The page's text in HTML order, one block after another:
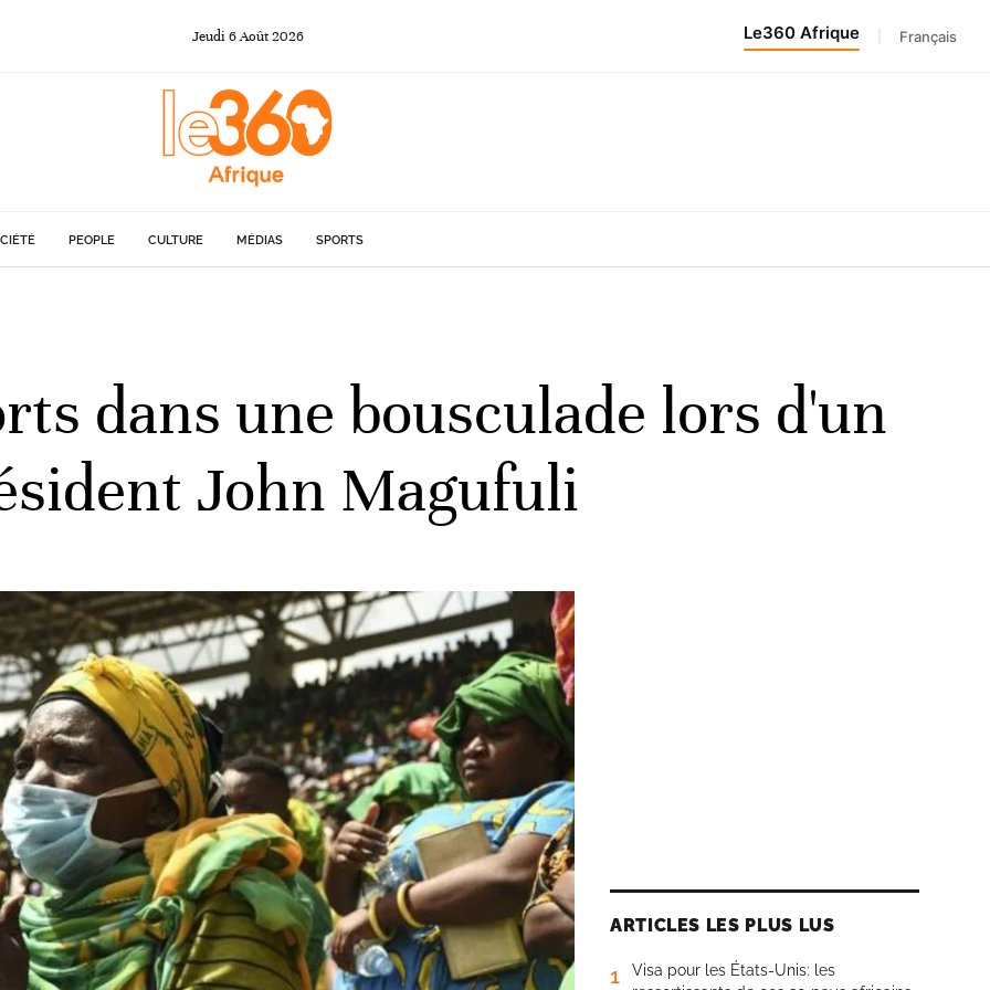
Jeudi 6Août 2026 Le360 Afrique Français
PEOPLE CULTURE MÉDIAS SPORTS
dans une bousculade lors d'un
John Magufuli
ARTICLES LES PLUS LUS
1
Visa pour les États-Unis: les